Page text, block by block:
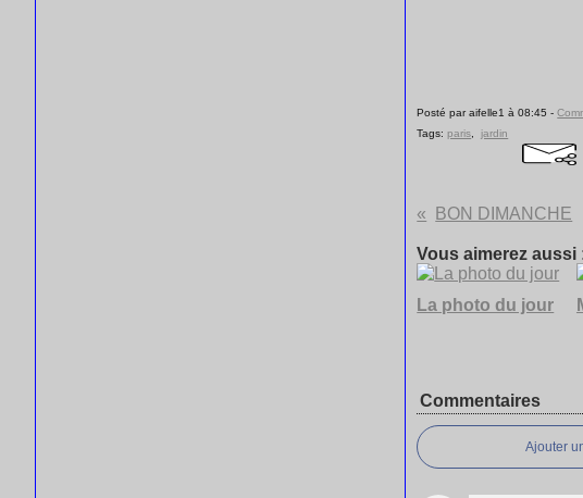
Posté par aifelle1 à 08:45 -
Tags:paris ,jardin
BON DIMANCHE
Vous aimerez aussi
La photo du jour
Commentaires
Ajouter